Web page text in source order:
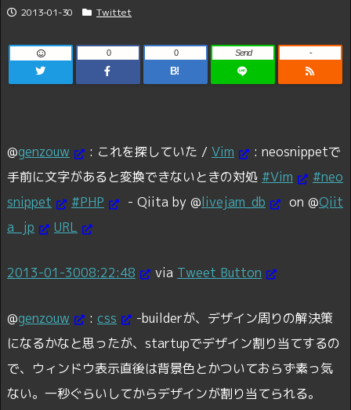
2013-01-30 Twittet
0
B!
0 Send -
@genzouw : これを探していた / Vim
: neosnippetで
手前に文字があると変換できないときの対処 #Vim
#neo
snippet
#PHP - Qiita by @livejam_db on @Qiit
a_jp
URL
2013-01-3008:22:48 via Tweet Button
@genzouw : css
-builderが、デザイン周りの解決策
になるかなと思ったが、startupでデザイン割り当てするの
で、ウィンドウ表示直後は背景色とかついておらず素っ気
ない。一秒ぐらいしてからデザインが割り当てられる。